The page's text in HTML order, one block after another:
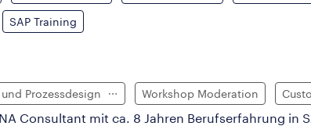
SAP Training
Prozessdesign Workshop Moderation
Consultant mit ca. 8 Jahren Berufserfahrung in